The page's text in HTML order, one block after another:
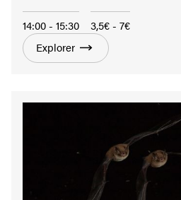
14:00 - 15:30
3,5€ - 7€
Explorer